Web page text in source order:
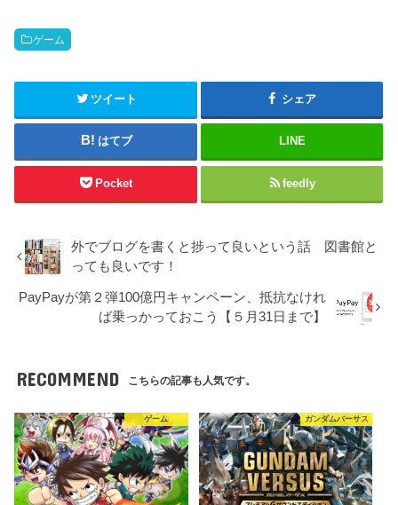
ゲーム
ツイート シェア
はてブ LINE
Pocket feedly
外でブログを書くと捗って良いという話 図書館と
っても良いです！
PayPayが第２弾100億円キャンペーン、抵抗なけれ
ば乗っかっておこう【５月31日まで】
RECOMMEND こちらの記事も人気です。
ゲーム ガンダムバーサス